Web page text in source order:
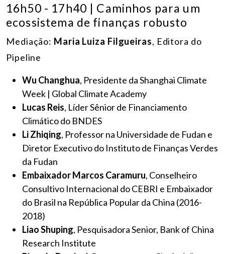
16h50 - 17h40 | Caminhos para um
ecossistema de finanças robusto
Mediação: Maria Luiza Filgueiras, Editora do
Pipeline
Wu Changhua, Presidente da Shanghai Climate
Week | Global Climate Academy
Lucas Reis, Líder Sênior de Financiamento
Climático do BNDES
Li Zhiqing, Professor na Universidade de Fudan e
Diretor Executivo do Instituto de Finanças Verdes
da Fudan
Embaixador Marcos Caramuru, Conselheiro
Consultivo Internacional do CEBRI e Embaixador
do Brasil na República Popular da China (2016-
2018)
Liao Shuping, Pesquisadora Senior, Bank of China
Research Institute